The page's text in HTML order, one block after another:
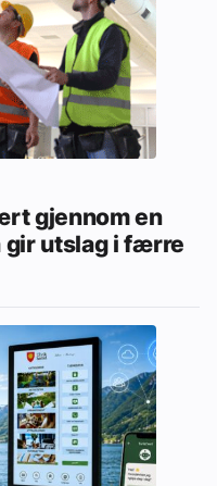
gjennom en
gir utslag i færre